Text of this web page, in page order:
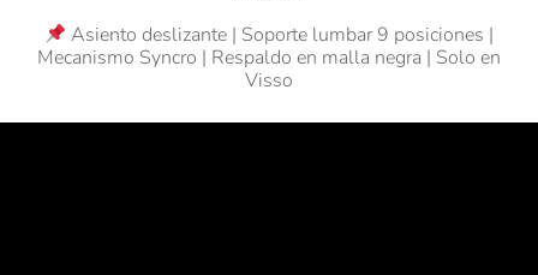
Asiento deslizante | Soporte lumbar 9 posiciones |
Mecanismo Syncro | Respaldo en malla negra | Solo en
Visso